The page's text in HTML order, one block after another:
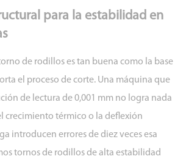
para la estabilidad en
de rodillos es tan buena como la base
el proceso de corte. Una máquina que
de lectura de 0,001 mm no logra nada
crecimiento térmico o la deflexión
introducen errores de diez veces esa
tornos de rodillos de alta estabilidad